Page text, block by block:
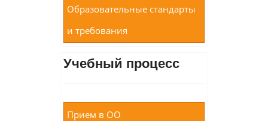
Образовательные стандарты
и требования
Учебный процесс
Прием в ОО